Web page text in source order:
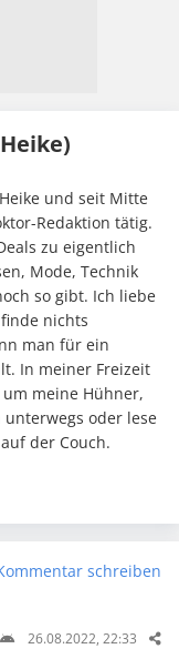
und seit Mitte
Redaktion tätig.
zu eigentlich
Mode, Technik
so gibt. Ich liebe
nichts
man für ein
In meiner Freizeit
meine Hühner,
oder lese
der Couch.
schreiben
26.08.2022, 22:33